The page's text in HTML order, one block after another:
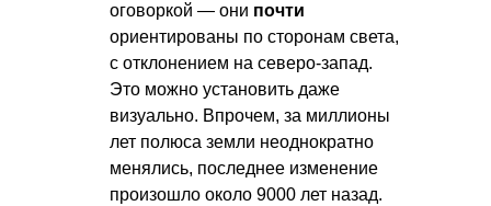
оговоркой — они почти
ориентированы по сторонам света,
с отклонением на северо-запад.
Это можно установить даже
визуально. Впрочем, за миллионы
лет полюса земли неоднократно
менялись, последнее изменение
произошло около 9000 лет назад.